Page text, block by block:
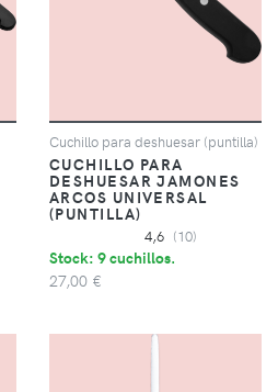
Cuchillo para deshuesar (puntilla)
CUCHILLO PARA
DESHUESAR JAMONES
ARCOS UNIVERSAL
(PUNTILLA)
4,6 (10)
Stock: 9 cuchillos.
27,00 €